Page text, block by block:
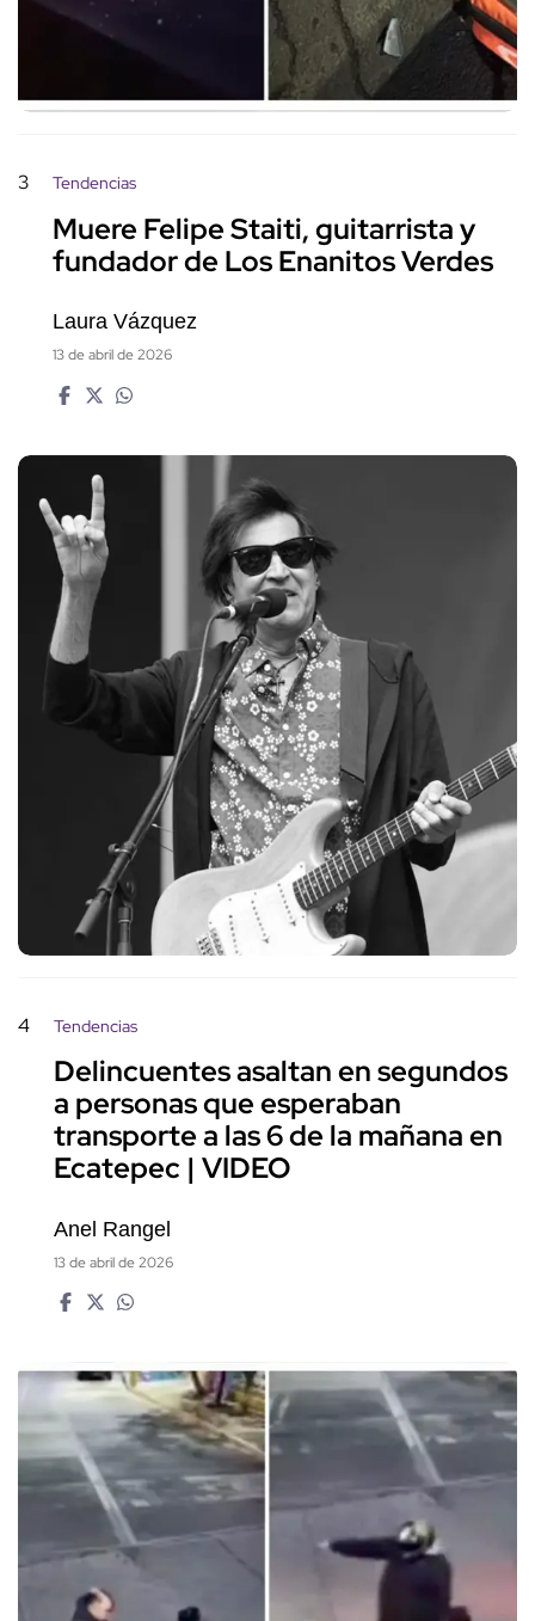
3 Tendencias
Muere Felipe Staiti, guitarrista y
fundador de Los Enanitos Verdes
Laura Vázquez
13 de abril de 2026
4 Tendencias
Delincuentes asaltan en segundos
a personas que esperaban
transporte a las 6 de la mañana en
Ecatepec | VIDEO
Anel Rangel
13 de abril de 2026